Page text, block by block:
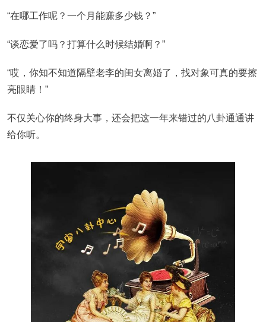
“在哪工作呢？一个月能赚多少钱？”
“谈恋爱了吗？打算什么时候结婚啊？”
“哎，你知不知道隔壁老李的闺女离婚了，找对象可真的要擦
亮眼睛！”
不仅关心你的终身大事，还会把这一年来错过的八卦通通讲
给你听。